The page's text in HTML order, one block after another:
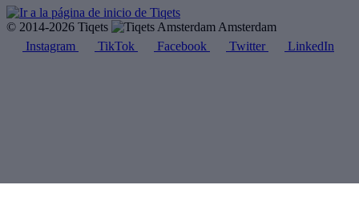
© 2014-2026 Tiqets
Amsterdam
Instagram
TikTok Facebook Twitter LinkedIn